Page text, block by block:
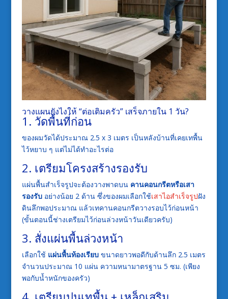
วางแผนยังไงให้ “ต่อเติมครัว” เสร็จภายใน 1 วัน?
1. วัดพื้นที่ก่อน
ของผมวัดได้ประมาณ 2.5 x 3 เมตร เป็นหลังบ้านที่เคยเทพื้น
ไว้หยาบ ๆ แต่ไม่ได้ทำอะไรต่อ
2. เตรียมโครงสร้างรองรับ
แผ่นพื้นสำเร็จรูปจะต้องวางพาดบน คานคอนกรีตหรือเสา
รองรับอย่างน้อย 2 ด้าน ซึ่งของผมเลือกใช้เสาไอสำเร็จรูปฝัง
ดินลึกพอประมาณ แล้วเทคานคอนกรีตวางรอบไว้ก่อนหน้า
(ขั้นตอนนี้ช่างเตรียมไว้ก่อนล่วงหน้าวันเดียวครับ)
3. สั่งแผ่นพื้นล่วงหน้า
เลือกใช้ แผ่นพื้นท้องเรียบขนาดยาวพอดีกับด้านลึก 2.5 เมตร
จำนวนประมาณ 10 แผ่น ความหนามาตรฐาน 5 ซม. (เพียง
พอกับน้ำหนักของครัว)